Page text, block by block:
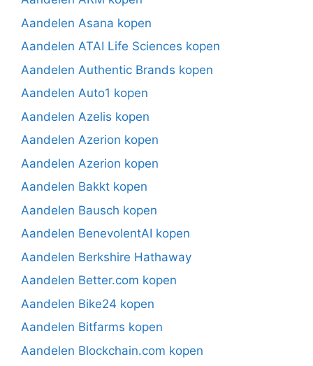
Aandelen Asana kopen
Aandelen ATAI Life Sciences kopen
Aandelen Authentic Brands kopen
Aandelen Auto1 kopen
Aandelen Azelis kopen
Aandelen Azerion kopen
Aandelen Azerion kopen
Aandelen Bakkt kopen
Aandelen Bausch kopen
Aandelen BenevolentAI kopen
Aandelen Berkshire Hathaway
Aandelen Better.com kopen
Aandelen Bike24 kopen
Aandelen Bitfarms kopen
Aandelen Blockchain.com kopen